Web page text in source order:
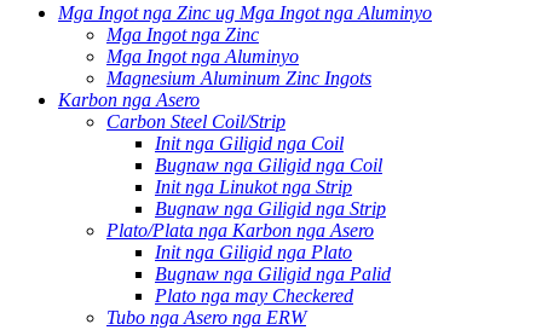
Mga Ingot nga Zinc ug Mga Ingot nga Aluminyo
Mga Ingot nga Zinc
Mga Ingot nga Aluminyo
Magnesium Aluminum Zinc Ingots
Karbon nga Asero
Carbon Steel Coil/Strip
Init nga Giligid nga Coil
Bugnaw nga Giligid nga Coil
Init nga Linukot nga Strip
Bugnaw nga Giligid nga Strip
Plato/Plata nga Karbon nga Asero
Init nga Giligid nga Plato
Bugnaw nga Giligid nga Palid
Plato nga may Checkered
Tubo nga Asero nga ERW